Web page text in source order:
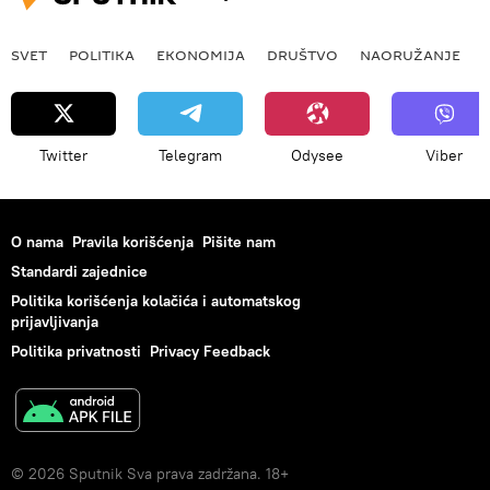
SVET POLITIKA EKONOMIJA DRUŠTVO NAORUŽANJE
Twitter Telegram Odysee Viber
O nama Pravila korišćenja Pišite nam
Standardi zajednice
Politika korišćenja kolačića i automatskog
prijavljivanja
Politika privatnosti Privacy Feedback
© 2026 Sputnik Sva prava zadržana. 18+